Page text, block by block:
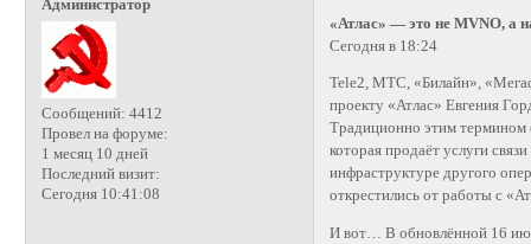
Администратор
Сообщений: 4412
Провел на форуме:
1 месяц 10 дней
Последний визит:
Сегодня 10:41:08
«Атлас» — это не MVNO, а
Сегодня в 18:24
Tele2, МТС, «Билайн»,
проекту «Атлас» Евгения
Традиционно этим
которая продаёт услуги
инфраструктуре другого
открестились от работы с
И вот… В обновлённой 16